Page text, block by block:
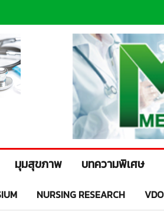
มุมสุขภาพ บทความพิเศษ
NURSING RESEARCH VDO